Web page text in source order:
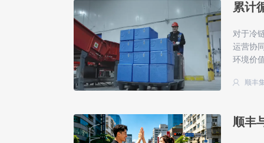
累计
对于冷
运营协
环境价
顺丰
顺丰